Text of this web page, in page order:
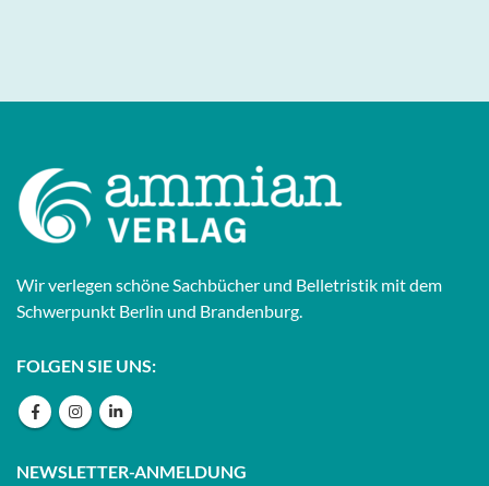
Wir verlegen schöne Sachbücher und Belletristik mit dem
Schwerpunkt Berlin und Brandenburg.
FOLGEN SIE UNS:
NEWSLETTER-ANMELDUNG